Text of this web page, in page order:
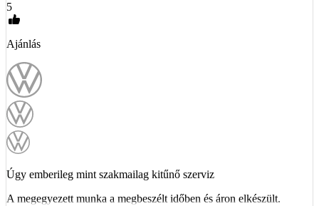
5
Ajánlás
Úgy emberileg mint szakmailag kitűnő szerviz
A megegyezett munka a megbeszélt időben és áron elkészült.